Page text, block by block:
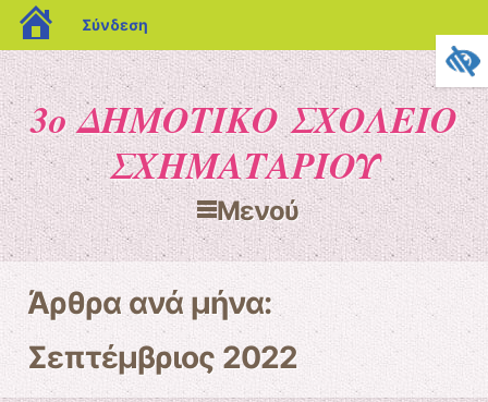
blogs.sch.gr
Σύνδεση
3ο ΔΗΜΟΤΙΚΟ ΣΧΟΛΕΙΟ
ΣΧΗΜΑΤΑΡΙΟΥ
Μενού
Μετάβαση στο περιεχόμενο
Άρθρα ανά μήνα:
Σεπτέμβριος 2022